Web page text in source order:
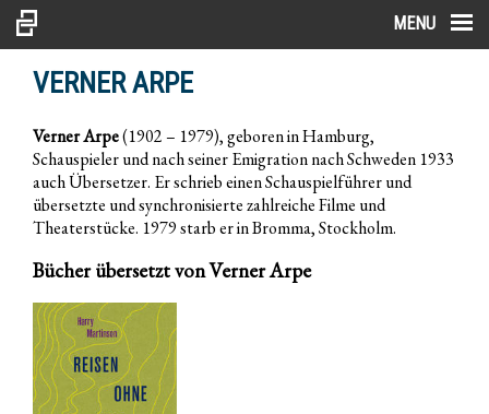
MENU
VERNER ARPE
Verner Arpe(1902 – 1979), geboren in Hamburg,
Schauspieler und nach seiner Emigration nach Schweden 1933
auch Übersetzer. Er schrieb einen Schauspielführer und
übersetzte und synchronisierte zahlreiche Filme und
Theaterstücke. 1979 starb er in Bromma, Stockholm.
Bücher übersetzt von Verner Arpe